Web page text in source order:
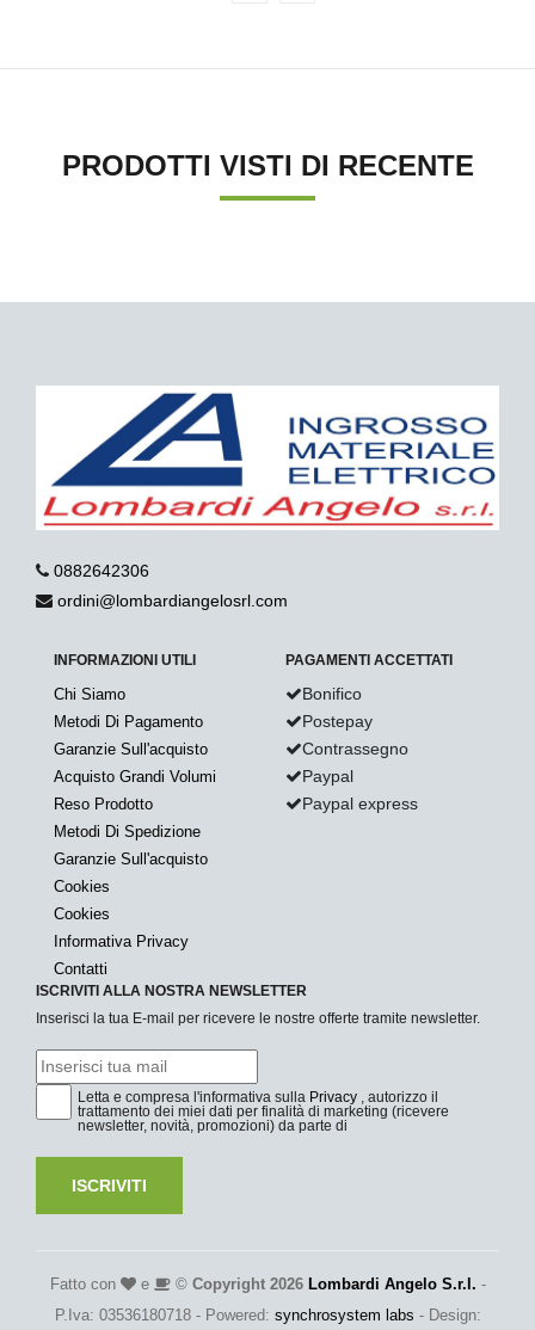
PRODOTTI VISTI DI RECENTE
0882642306
ordini@lombardiangelosrl.com
INFORMAZIONI UTILI
Chi Siamo
Metodi Di Pagamento
Garanzie Sull'acquisto
Acquisto Grandi Volumi
Reso Prodotto
Metodi Di Spedizione
Garanzie Sull'acquisto
Cookies
Cookies
Informativa Privacy
Contatti
PAGAMENTI ACCETTATI
Bonifico
Postepay
Contrassegno
Paypal
Paypal express
ISCRIVITI ALLA NOSTRA NEWSLETTER
Inserisci la tua E-mail per ricevere le nostre offerte tramite newsletter.
Letta e compresa l'informativa sulla Privacy , autorizzo il
trattamento dei miei dati per finalità di marketing (ricevere
newsletter, novità, promozioni) da parte di
ISCRIVITI
Fatto con e © Copyright 2026 Lombardi Angelo S.r.l. -
P.Iva: 03536180718 - Powered: synchrosystem labs - Design: